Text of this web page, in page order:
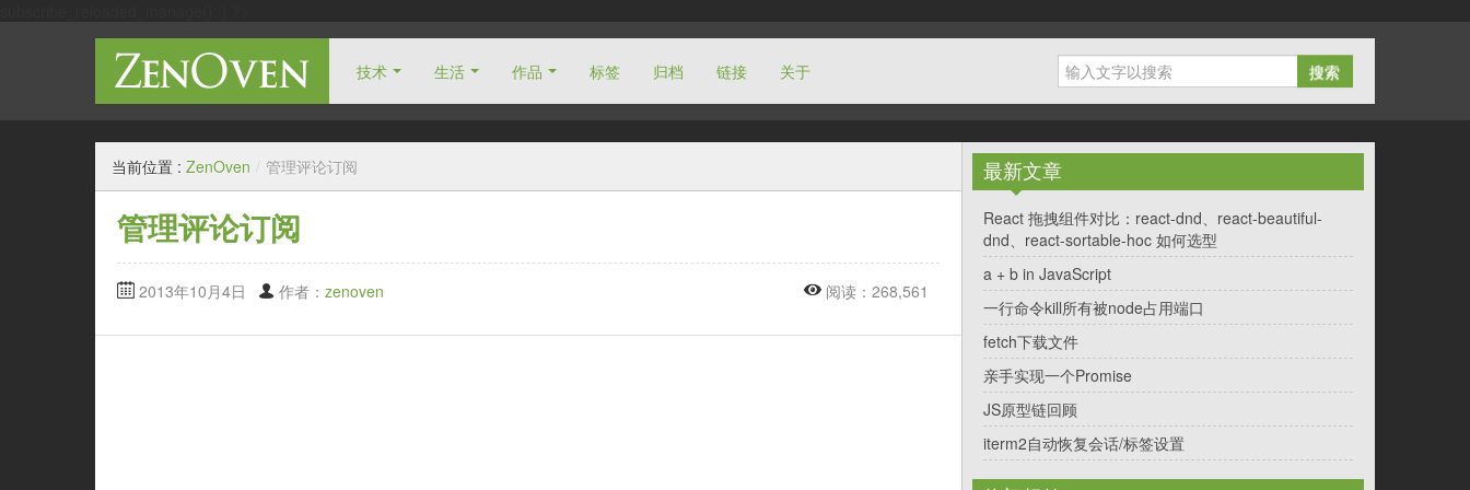
技术 生活 作品 标签 归档 链接 关于 搜索
自由人博客
当前位置 : ZenOven / 管理评论订阅
管理评论订阅
2013年10月4日 作者： zenoven 阅读：268,561
最新文章
React 拖拽组件对比：react-dnd、react-beautiful-
dnd、react-sortable-hoc 如何选型
a + b in JavaScript
一行命令kill所有被node占用端口
fetch下载文件
亲手实现一个Promise
JS原型链回顾
iterm2自动恢复会话/标签设置